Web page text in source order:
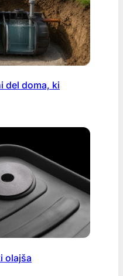
del doma, ki
olajša